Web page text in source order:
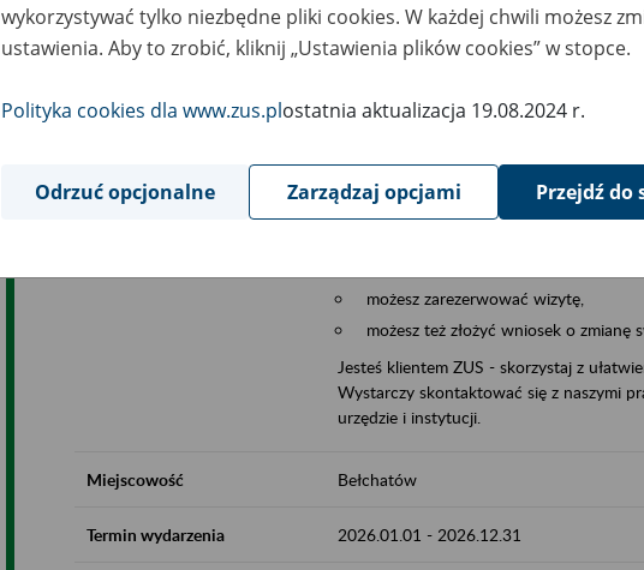
Jeśli jesteś płatnikiem składek (np.
możesz skorzystać z aplikacji
ubezpieczeń, wypełnisz i
ZUS,
możesz złożyć wniosek o wydanie
masz dostęp do zwolnień lekarskich
Jeśli jesteś świadczeniobiorcą
masz dostęp m.in. do formularza
do formularza PIT 40A, czyli
możesz zarezerwować wizytę,
możesz też złożyć wniosek o zmianę
Jesteś klientem ZUS - skorzystaj z
Wystarczy skontaktować się z naszymi
urzędzie i instytucji.
Miejscowość Bełchatów
Termin wydarzenia 2026.01.01 - 2026.12.31
wykorzystywać tylko niezbędne pliki cookies. W każdej chwili możesz
ustawienia. Aby to zrobić, kliknij „Ustawienia plików cookies” w stopce.
Polityka cookies dla www.zus.plostatnia aktualizacja 19.08.2024 r.
Odrzuć opcjonalne Zarządzaj opcjami Przejdź do